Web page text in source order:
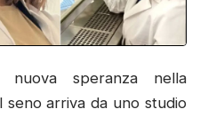
nuova speranza nella
arriva da uno studio